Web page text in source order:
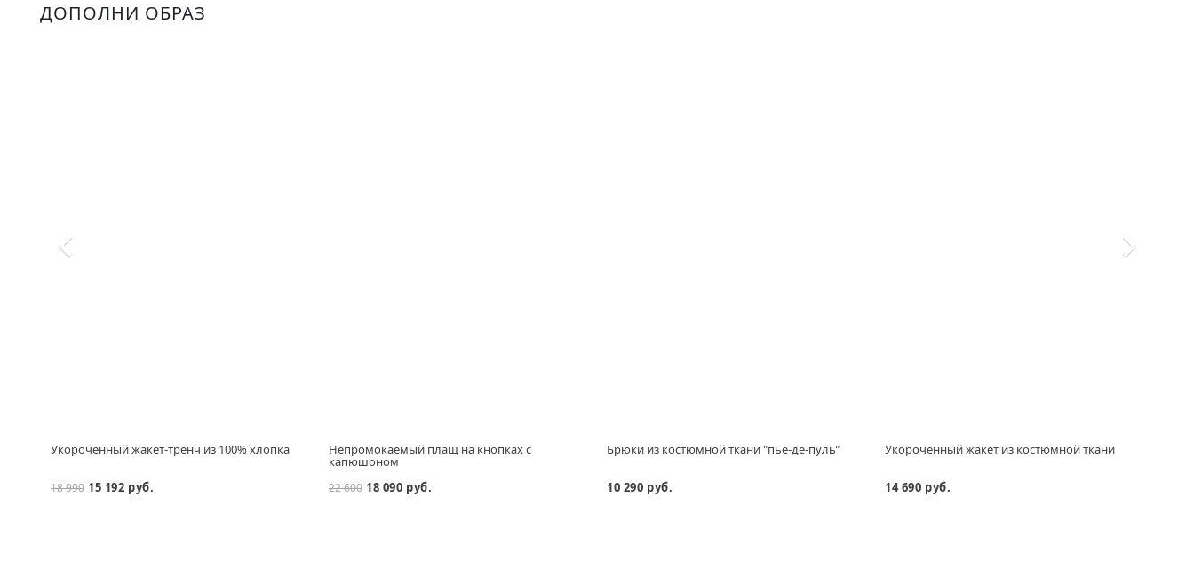
ДОПОЛНИ ОБРАЗ
Укороченный жакет-тренч из 100% хлопка
18 990 15 192 руб.
Непромокаемый плащ на кнопках с
капюшоном
22 600 18 090 руб.
Брюки из костюмной ткани "пье-де-пуль"
10 290 руб.
Укороченный жакет из костюмной ткани
14 690 руб.